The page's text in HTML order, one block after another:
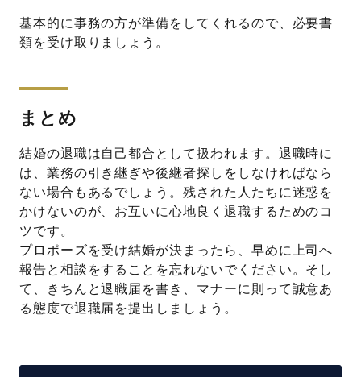
基本的に事務の方が準備をしてくれるので、必要書
類を受け取りましょう。
まとめ
結婚の退職は自己都合として扱われます。退職時に
は、業務の引き継ぎや後継者探しをしなければなら
ない場合もあるでしょう。残された人たちに迷惑を
かけないのが、お互いに心地良く退職するためのコ
ツです。
プロポーズを受け結婚が決まったら、早めに上司へ
報告と相談をすることを忘れないでください。そし
て、きちんと退職届を書き、マナーに則って誠意あ
る態度で退職届を提出しましょう。